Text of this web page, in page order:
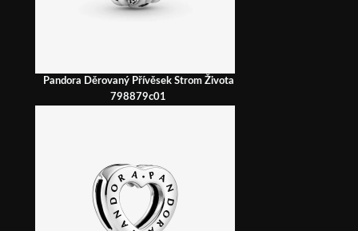
Pandora Děrovaný Přívěsek Strom Života
798879c01